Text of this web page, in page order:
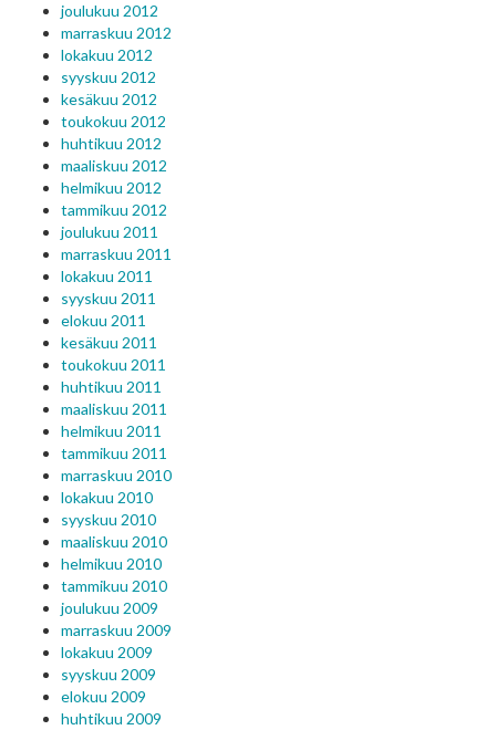
joulukuu 2012
marraskuu 2012
lokakuu 2012
syyskuu 2012
kesäkuu 2012
toukokuu 2012
huhtikuu 2012
maaliskuu 2012
helmikuu 2012
tammikuu 2012
joulukuu 2011
marraskuu 2011
lokakuu 2011
syyskuu 2011
elokuu 2011
kesäkuu 2011
toukokuu 2011
huhtikuu 2011
maaliskuu 2011
helmikuu 2011
tammikuu 2011
marraskuu 2010
lokakuu 2010
syyskuu 2010
maaliskuu 2010
helmikuu 2010
tammikuu 2010
joulukuu 2009
marraskuu 2009
lokakuu 2009
syyskuu 2009
elokuu 2009
huhtikuu 2009